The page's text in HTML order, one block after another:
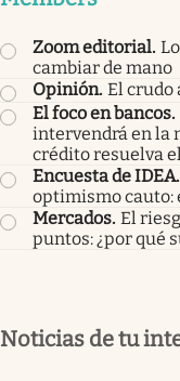
Zoom editorial.
cambiar de mano
Opinión. El crudo
El foco en bancos.
intervendrá en la
crédito resuelva
Encuesta de IDEA.
optimismo cauto:
Mercados. El
puntos: ¿por qué
Noticias de tu